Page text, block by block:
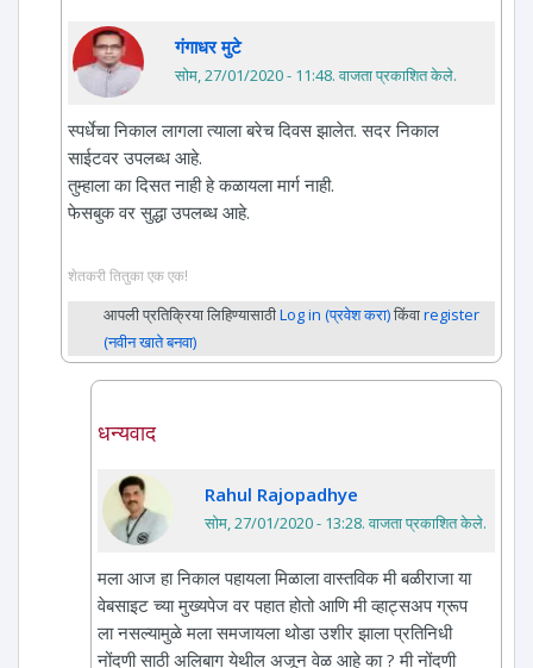
गंगाधर मुटे
सोम, 27/01/2020 - 11:48. वाजता प्रकाशित केले.
स्पर्धेचा निकाल लागला त्याला बरेच दिवस झालेत. सदर निकाल
साईटवर उपलब्ध आहे.
तुम्हाला का दिसत नाही हे कळायला मार्ग नाही.
फेसबुक वर सुद्धा उपलब्ध आहे.
शेतकरी तितुका एक एक!
आपली प्रतिक्रिया लिहिण्यासाठीLog in (प्रवेश करा)किंवाregister
(नवीन खाते बनवा)
धन्यवाद
Rahul Rajopadhye
सोम, 27/01/2020 - 13:28. वाजता प्रकाशित केले.
मला आज हा निकाल पहायला मिळाला वास्तविक मी बळीराजा या
वेबसाइट च्या मुख्यपेज वर पहात होतो आणि मी व्हाट्सअप ग्रूप
ला नसल्यामुळे मला समजायला थोडा उशीर झाला प्रतिनिधी
नोंदणी साठी अलिबाग येथील अजून वेळ आहे का ? मी नोंदणी